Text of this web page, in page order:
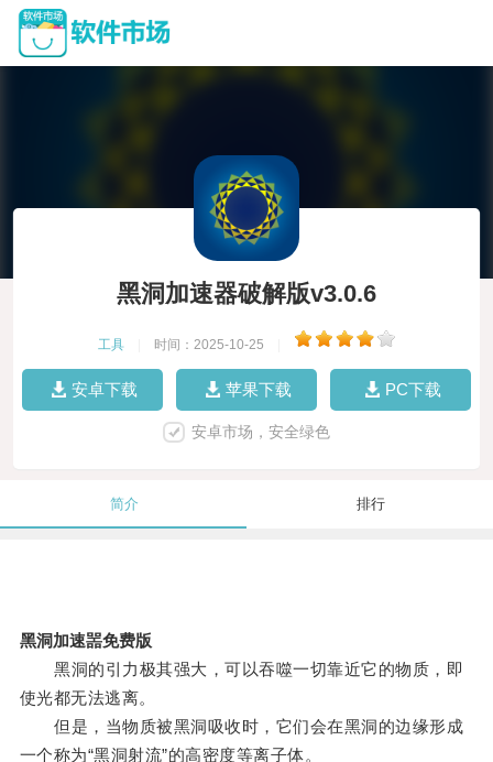
黑洞加速器破解版v3.0.6
工具 时间：2025-10-25
安卓下载 苹果下载 PC下载
安卓市场，安全绿色
简介 排行
黑洞加速噐免费版
黑洞的引力极其强大，可以吞噬一切靠近它的物质，即
使光都无法逃离。
但是，当物质被黑洞吸收时，它们会在黑洞的边缘形成
一个称为“黑洞射流”的高密度等离子体。